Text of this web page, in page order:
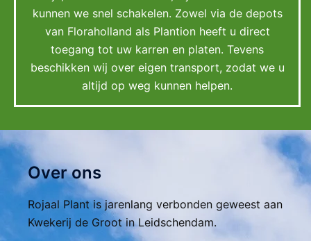
kunnen we snel schakelen. Zowel via de depots
van Floraholland als Plantion heeft u direct
toegang tot uw karren en platen. Tevens
beschikken wij over eigen transport, zodat we u
altijd op weg kunnen helpen.
Over ons
Rojaal Plant is jarenlang verbonden geweest aan
Kwekerij de Groot in Leidschendam.